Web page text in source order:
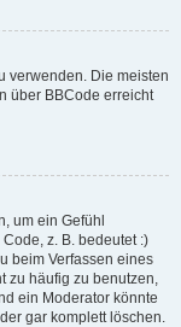
verwenden. Die meisten
über BBCode erreicht
um ein Gefühl
z. B. bedeutet :)
beim Verfassen eines
zu häufig zu benutzen,
ein Moderator könnte
gar komplett löschen.